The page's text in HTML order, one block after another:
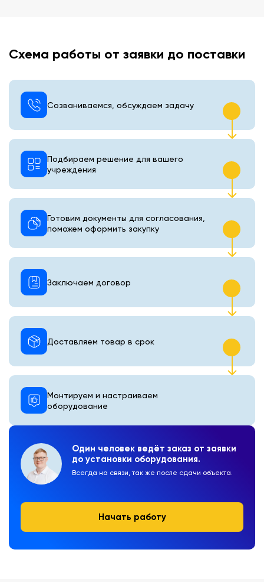
Схема работы от заявки до поставки
Один человек ведёт заказ от заявки
до установки оборудования.
Всегда на связи, так же после сдачи объекта.
Начать работу
Созваниваемся, обсуждаем задачу
Подбираем решение для вашего
учреждения
Готовим документы для согласования,
поможем оформить закупку
Монтируем и настраиваем
оборудование
Доставляем товар в срок
Заключаем договор